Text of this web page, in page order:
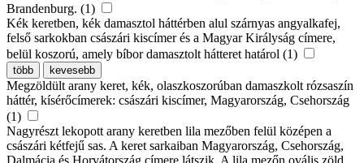
Brandenburg. (1)
Kék keretben, kék damasztol háttérben alul szárnyas angyalkafej,
felső sarkokban császári kiscímer és a Magyar Királyság címere,
belül koszorú, amely bíbor damasztolt hátteret határol (1)
több kevesebb
Megzöldült arany keret, kék, olaszkoszorúban damaszkolt rózsaszín
háttér, kísérőcímerek: császári kiscímer, Magyarország, Csehország
(1)
Nagyrészt lekopott arany keretben lila mezőben felül középen a
császári kétfejű sas. A keret sarkaiban Magyarország, Csehország,
Dalmácia és Horvátország címere látszik. A lila mezőn ovális zöld